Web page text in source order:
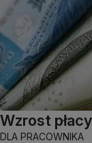
Wzrost
DLA PRACOWNIKA